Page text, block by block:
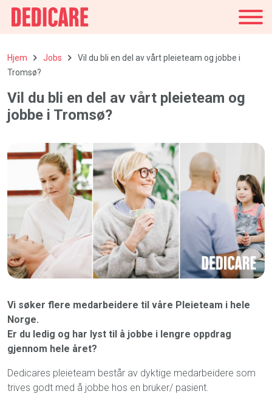
Hjem Jobs
Vil du bli en del av vårt pleieteam og jobbe i
Tromsø?
Vil du bli en del av vårt pleieteam og
jobbe i Tromsø?
Vi søker flere medarbeidere til våre Pleieteam i hele
Norge.
Er du ledig og har lyst til å jobbe i lengre oppdrag
gjennom hele året?
Dedicares pleieteam består av dyktige medarbeidere som
trives godt med å jobbe hos en bruker/ pasient.